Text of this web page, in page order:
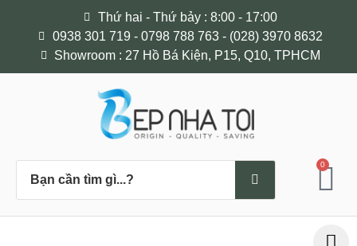
Thứ hai - Thứ bảy : 8:00 - 17:00
0938 301 719 - 0798 788 763 - (028) 3970 8632
Showroom : 27 Hồ Bá Kiện, P15, Q10, TPHCM
0